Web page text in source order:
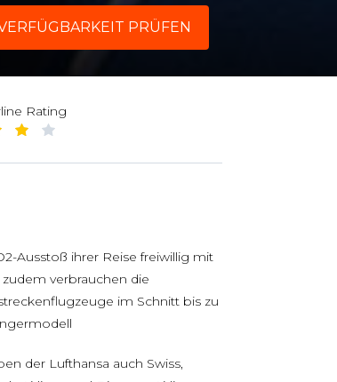
PRÜFEN
Rating
Ausstoß ihrer Reise freiwillig mit
verbrauchen die
im Schnitt bis zu
der Lufthansa auch Swiss,